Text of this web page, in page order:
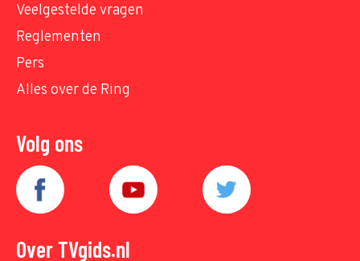
Veelgestelde vragen
Reglementen
Pers
Alles over de Ring
Volg ons
Over TVgids.nl